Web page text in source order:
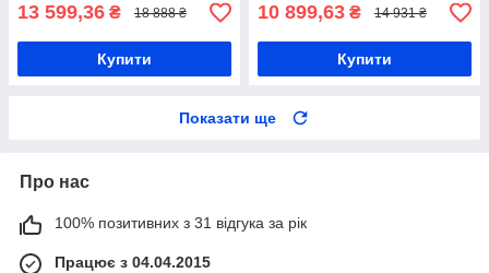
13 599,36 ₴ 18 888 ₴
Купити
10 899,63 ₴ 14 931 ₴
Купити
Показати ще
Про нас
100% позитивних з 31 відгука за рік
Працює з 04.04.2015